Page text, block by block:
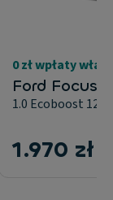
0 zł wpłaty
Ford Focus
1.0 Ecoboost
1.970 zł